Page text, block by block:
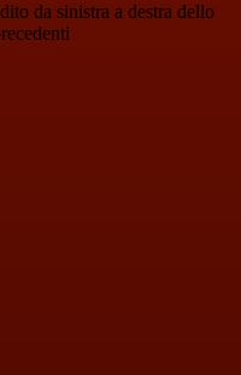
da sinistra a destra dello